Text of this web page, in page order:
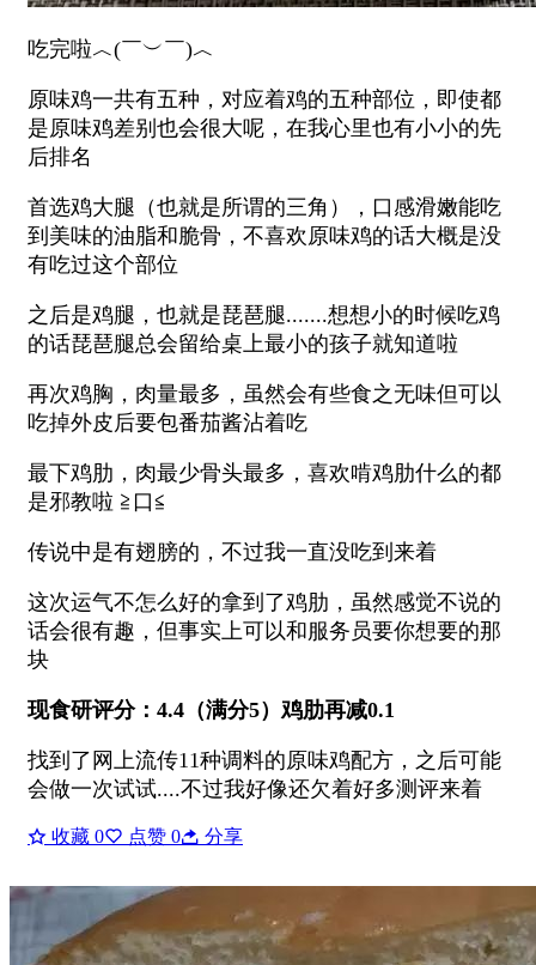
吃完啦︿(￣︶￣)︿
原味鸡一共有五种，对应着鸡的五种部位，即使都
是原味鸡差别也会很大呢，在我心里也有小小的先
后排名
首选鸡大腿（也就是所谓的三角），口感滑嫩能吃
到美味的油脂和脆骨，不喜欢原味鸡的话大概是没
有吃过这个部位
之后是鸡腿，也就是琵琶腿.......想想小的时候吃鸡
的话琵琶腿总会留给桌上最小的孩子就知道啦
再次鸡胸，肉量最多，虽然会有些食之无味但可以
吃掉外皮后要包番茄酱沾着吃
最下鸡肋，肉最少骨头最多，喜欢啃鸡肋什么的都
是邪教啦 ≧口≦
传说中是有翅膀的，不过我一直没吃到来着
这次运气不怎么好的拿到了鸡肋，虽然感觉不说的
话会很有趣，但事实上可以和服务员要你想要的那
块
现食研评分：4.4（满分5）鸡肋再减0.1
找到了网上流传11种调料的原味鸡配方，之后可能
会做一次试试....不过我好像还欠着好多测评来着
收藏 0 点赞 0 分享